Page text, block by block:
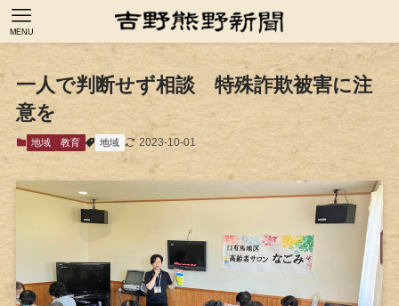
MENU
一人で判断せず相談 特殊詐欺被害に注
意を
地域 教育 地域 2023-10-01